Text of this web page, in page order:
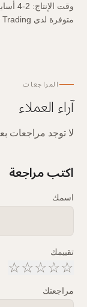
وقت الإنتاج: 2-4 أسابيع
متوفرة لدى TreeJar Trading الإمارات.
المراجعات
آراء العملاء
لا توجد مراجعات
اكتب مراجعة
اسمك
تقييمك
☆
☆
☆
☆
☆
مراجعتك